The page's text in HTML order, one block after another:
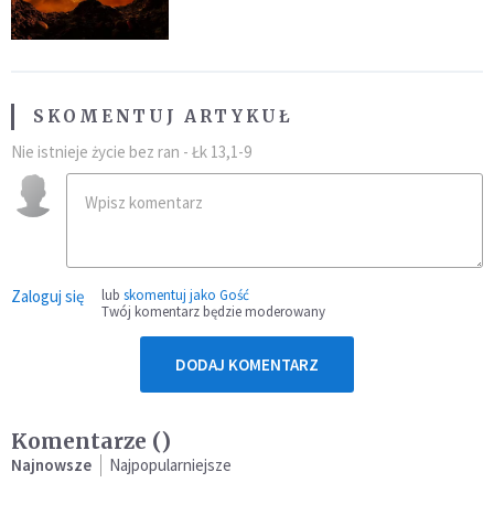
SKOMENTUJ ARTYKUŁ
Nie istnieje życie bez ran - Łk 13,1-9
Zaloguj się lub skomentuj jako Gość
Twój komentarz będzie moderowany
DODAJ KOMENTARZ
Komentarze ()
Najnowsze Najpopularniejsze